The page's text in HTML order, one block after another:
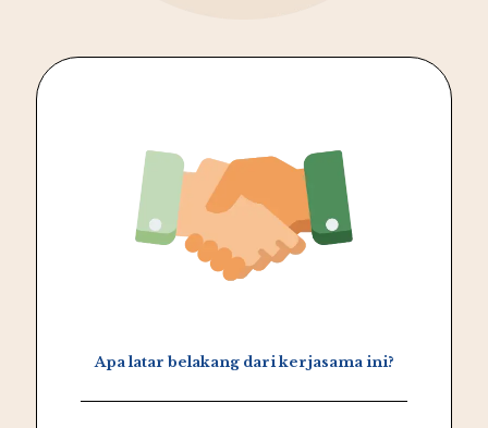
Apa latar belakang dari kerjasama ini?